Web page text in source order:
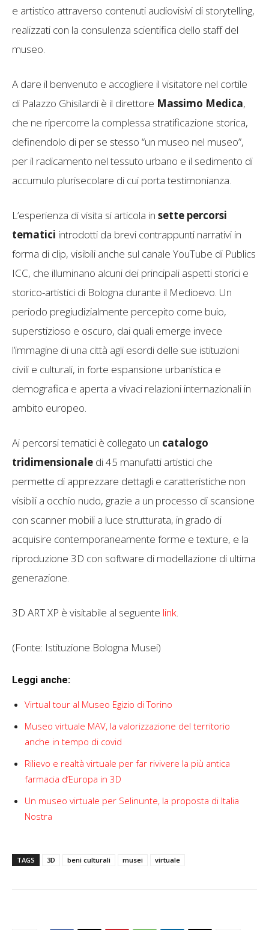
e artistico attraverso contenuti audiovisivi di storytelling,
realizzati con la consulenza scientifica dello staff del
museo.
A dare il benvenuto e accogliere il visitatore nel cortile
di Palazzo Ghisilardi è il direttore Massimo Medica,
che ne ripercorre la complessa stratificazione storica,
definendolo di per se stesso “un museo nel museo”,
per il radicamento nel tessuto urbano e il sedimento di
accumulo plurisecolare di cui porta testimonianza.
L’esperienza di visita si articola in sette percorsi
tematici introdotti da brevi contrappunti narrativi in
forma di clip, visibili anche sul canale YouTube di Publics
ICC, che illuminano alcuni dei principali aspetti storici e
storico-artistici di Bologna durante il Medioevo. Un
periodo pregiudizialmente percepito come buio,
superstizioso e oscuro, dai quali emerge invece
l’immagine di una città agli esordi delle sue istituzioni
civili e culturali, in forte espansione urbanistica e
demografica e aperta a vivaci relazioni internazionali in
ambito europeo.
Ai percorsi tematici è collegato un catalogo
tridimensionale di 45 manufatti artistici che
permette di apprezzare dettagli e caratteristiche non
visibili a occhio nudo, grazie a un processo di scansione
con scanner mobili a luce strutturata, in grado di
acquisire contemporaneamente forme e texture, e la
riproduzione 3D con software di modellazione di ultima
generazione.
3D ART XP è visitabile al seguente link.
(Fonte: Istituzione Bologna Musei)
Leggi anche:
Virtual tour al Museo Egizio di Torino
Museo virtuale MAV, la valorizzazione del territorio
anche in tempo di covid
Rilievo e realtà virtuale per far rivivere la più antica
farmacia d’Europa in 3D
Un museo virtuale per Selinunte, la proposta di Italia
Nostra
TAGS 3D beni culturali musei virtuale